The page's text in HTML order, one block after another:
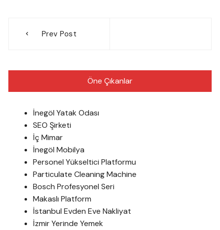
gezinmesi
Prev Post
Öne Çıkanlar
İnegöl Yatak Odası
SEO Şirketi
İç Mimar
İnegöl Mobilya
Personel Yükseltici Platformu
Particulate Cleaning Machine
Bosch Profesyonel Seri
Makaslı Platform
İstanbul Evden Eve Nakliyat
İzmir Yerinde Yemek